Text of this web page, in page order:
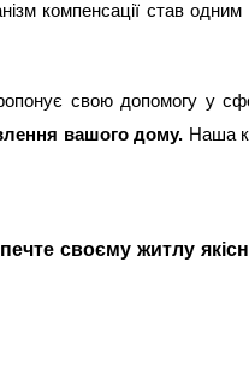
компенсації став одним
свою допомогу у
вашого дому. Наша
своєму житлу